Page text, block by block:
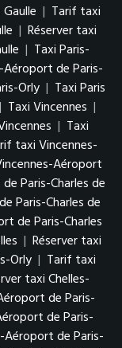
| Tarif taxi
| Réserver taxi
| Taxi Paris-
de Paris-
Orly | Taxi Paris
| Taxi Vincennes |
| Taxi
taxi Vincennes-
Aéroport
Paris-Charles de
Paris-Charles de
de Paris-Charles
| Réserver taxi
Orly | Tarif taxi
taxi Chelles-
de Paris-
de Paris-
Aéroport de Paris-